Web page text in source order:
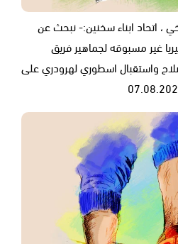
، اتحاد ابناء سخنين:- نبحث عن
ايمن٢- هستيريا غير مسبوقه لجماهير فريق
واستقبال اسطوري لهرودري على